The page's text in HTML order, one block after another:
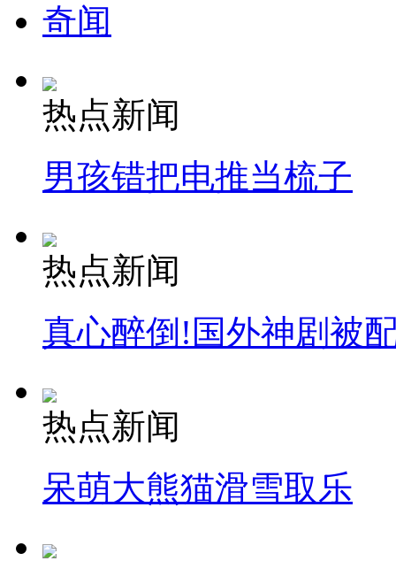
奇闻
热点新闻
男孩错把电推当梳子
热点新闻
真心醉倒!国外神剧被
热点新闻
呆萌大熊猫滑雪取乐